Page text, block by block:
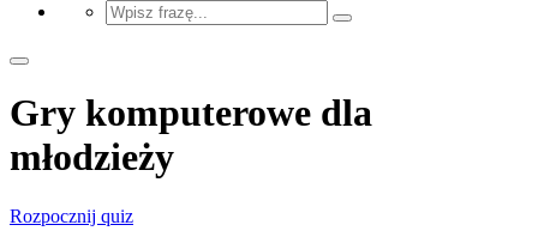
Gry komputerowe dla
młodzieży
Rozpocznij quiz